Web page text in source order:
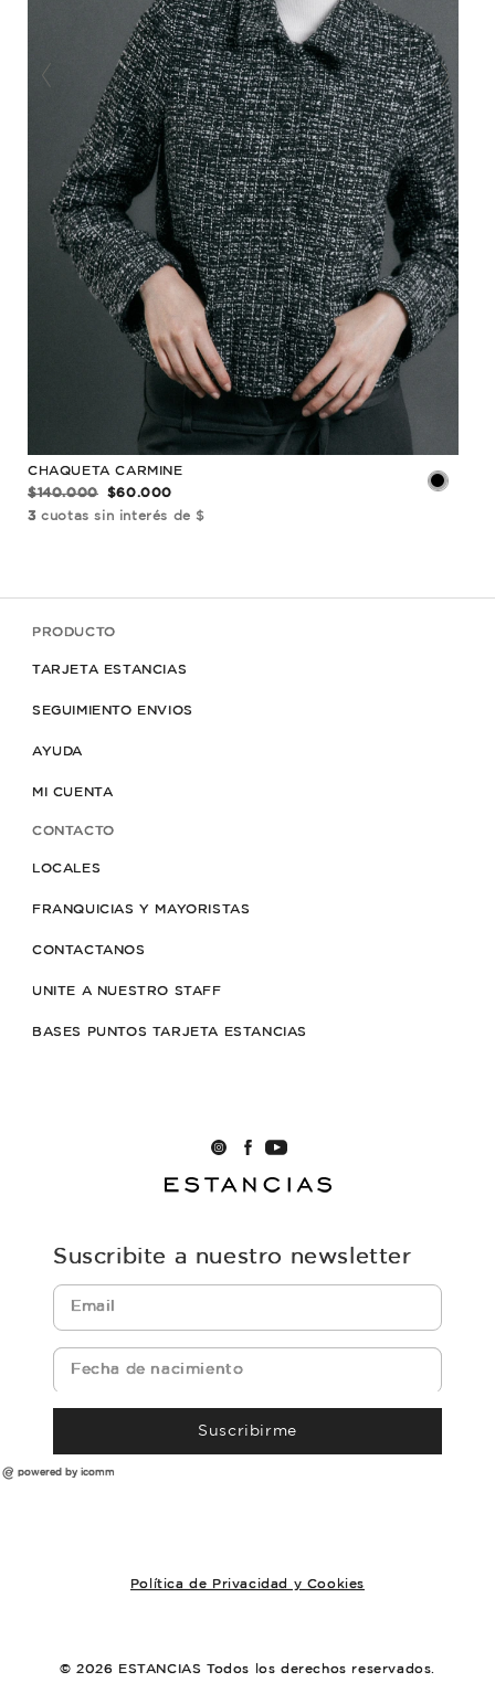
CHAQUETA CARMINE
$140.000
$60.000
3 cuotas sin interés de $
PRODUCTO
TARJETA ESTANCIAS
SEGUIMIENTO ENVIOS
AYUDA
MI CUENTA
CONTACTO
LOCALES
FRANQUICIAS Y MAYORISTAS
CONTACTANOS
UNITE A NUESTRO STAFF
BASES PUNTOS TARJETA ESTANCIAS
Suscribite a nuestro newsletter
Suscribirme
powered by icomm
Política de Privacidad y Cookies
© 2026 ESTANCIAS Todos los derechos reservados.